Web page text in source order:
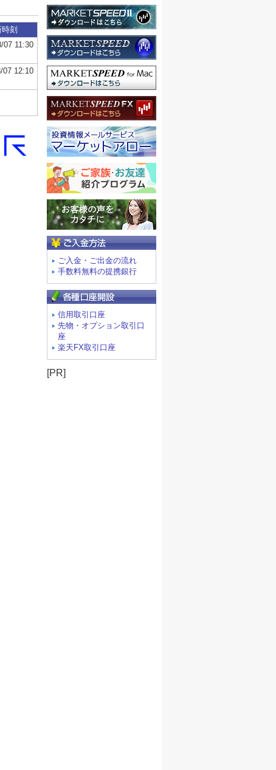
ご入金・ご出金の流れ
手数料無料の提携銀行
信用取引口座
先物・オプション取引口
座
楽天FX取引口座
[PR]